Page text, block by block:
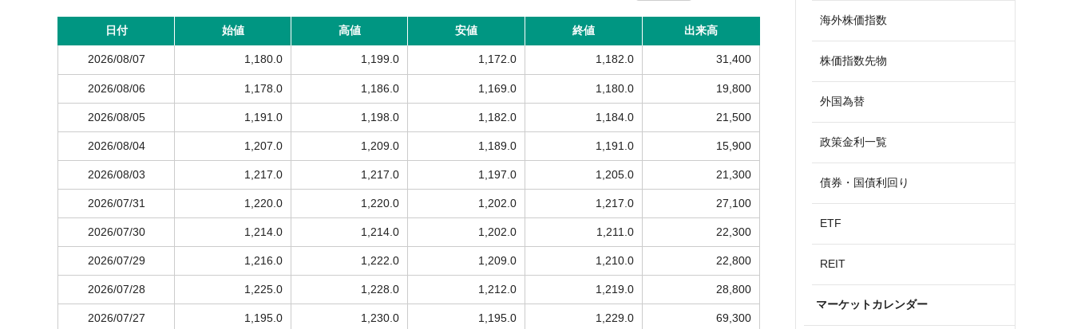
日付 始値 高値 安値 終値 出来高
2026/08/07 1,180.0 1,199.0 1,172.0 1,182.0 31,400
2026/08/06 1,178.0 1,186.0 1,169.0 1,180.0 19,800
2026/08/05 1,191.0 1,198.0 1,182.0 1,184.0 21,500
2026/08/04 1,207.0 1,209.0 1,189.0 1,191.0 15,900
2026/08/03 1,217.0 1,217.0 1,197.0 1,205.0 21,300
2026/07/31 1,220.0 1,220.0 1,202.0 1,217.0 27,100
2026/07/30 1,214.0 1,214.0 1,202.0 1,211.0 22,300
2026/07/29 1,216.0 1,222.0 1,209.0 1,210.0 22,800
2026/07/28 1,225.0 1,228.0 1,212.0 1,219.0 28,800
2026/07/27 1,195.0 1,230.0 1,195.0 1,229.0 69,300
海外株価指数
株価指数先物
外国為替
政策金利一覧
債券・国債利回り
ETF
REIT
マーケットカレンダー